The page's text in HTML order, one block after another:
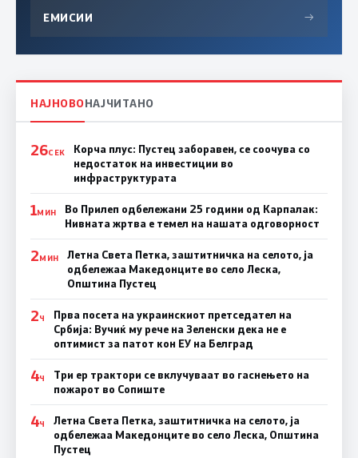
ЕМИСИИ →
НАЈНОВОНАЈЧИТАНО
26СЕК
Корча плус: Пустец заборавен, се соочува со
недостаток на инвестиции во
инфраструктурата
1МИН
Во Прилеп одбележани 25 години од Карпалак:
Нивната жртва е темел на нашата одговорност
2МИН
Летна Света Петка, заштитничка на селото, ја
одбележаа Македонците во село Леска,
Општина Пустец
2Ч
Прва посета на украинскиот претседател на
Србија: Вучиќ му рече на Зеленски дека не е
оптимист за патот кон ЕУ на Белград
4Ч
Три ер трактори се вклучуваат во гаснењето на
пожарот во Сопиште
4Ч
Летна Света Петка, заштитничка на селото, ја
одбележаа Македонците во село Леска, Општина
Пустец